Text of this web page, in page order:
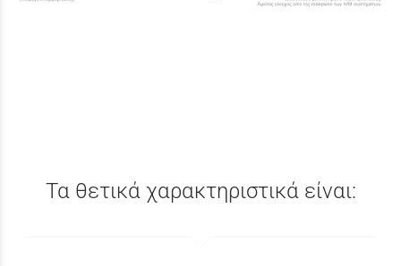
Τα θετικά χαρακτηριστικά είναι: